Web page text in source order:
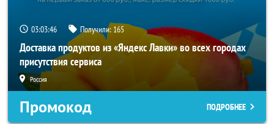
03:03:42 Получили: 165
Доставка продуктов из «Яндекс Лавки» во всех городах
присутствия сервиса
Россия
Промокод ПОДРОБНЕЕ